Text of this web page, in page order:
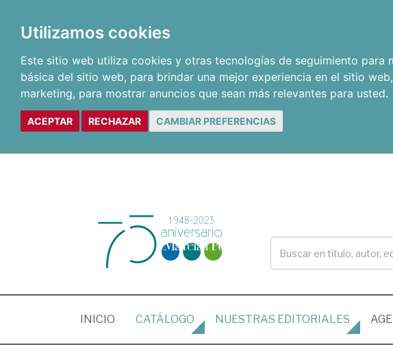
Utilizamos cookies
Este sitio web utiliza cookies y otras tecnologías de seguimiento para
básica del sitio web, para brindar una mejor experiencia en el sitio web,
marketing, para mostrar anuncios que sean más relevantes para usted.
ACEPTAR RECHAZAR CAMBIAR PREFERENCIAS
INICIO (CURRENT)
CATÁLOGO NUESTRAS EDITORIALES